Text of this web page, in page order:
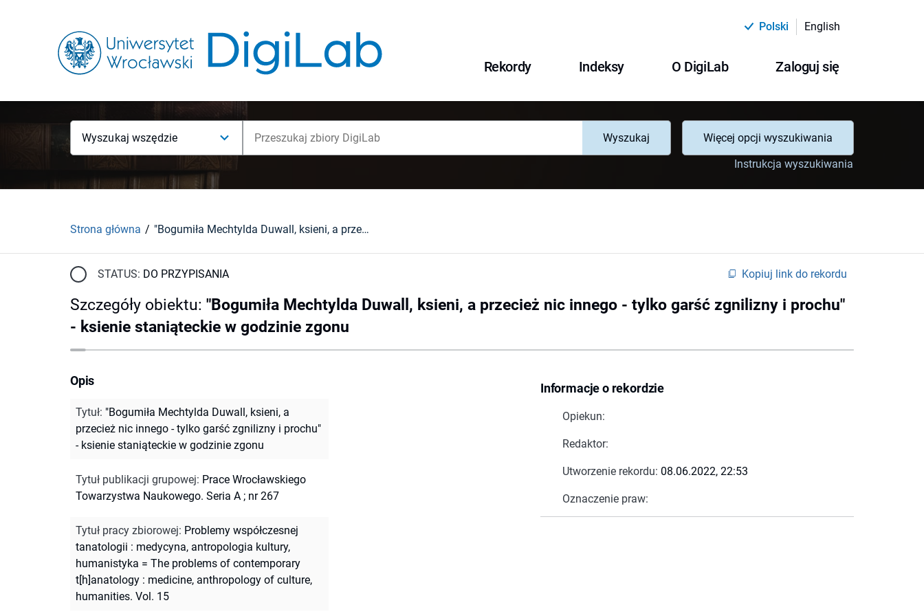
Polski English
Rekordy Indeksy O DigiLab Zaloguj się
Wyszukaj wszędzie Wyszukaj
Więcej opcji wyszukiwania
Instrukcja wyszukiwania
Strona główna "Bogumiła Mechtylda Duwall, ksieni, a przecież nic innego - tylko garść zgnilizny i prochu" - ksienie staniąteckie w godzinie zgonu
STATUS: DO PRZYPISANIA Kopiuj link do rekordu
Szczegóły obiektu: "Bogumiła Mechtylda Duwall, ksieni, a przecież nic innego - tylko garść zgnilizny i prochu"
- ksienie staniąteckie w godzinie zgonu
Informacje o rekordzie
Opiekun:
Redaktor:
Utworzenie rekordu: 08.06.2022, 22:53
Oznaczenie praw:
Opis
Tytuł: "Bogumiła Mechtylda Duwall, ksieni, a
przecież nic innego - tylko garść zgnilizny i prochu"
- ksienie staniąteckie w godzinie zgonu
Tytuł publikacji grupowej: Prace Wrocławskiego
Towarzystwa Naukowego. Seria A ; nr 267
Tytuł pracy zbiorowej: Problemy współczesnej
tanatologii : medycyna, antropologia kultury,
humanistyka = The problems of contemporary
t[h]anatology : medicine, anthropology of culture,
humanities. Vol. 15